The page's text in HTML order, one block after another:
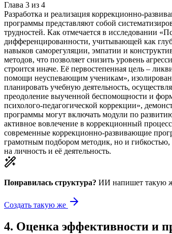
Глава 3 из 4
Разработка и реализация коррекционно-
программы представляют собой
трудностей. Как отмечается в исследовании
дифференцированности, учитывающей как
навыков саморегуляции, эмпатии и
методов, что позволяет снизить уровень
строится иначе. Её первостепенная цель –
помощи неуспевающим ученикам»,
планировать учебную деятельность,
преодоление выученной беспомощности и
психолого-педагогической коррекции»,
программы могут включать модули по
активное вовлечение в коррекционный
современные коррекционно-развивающие
грамотным подбором методик, но и
на личность и её деятельность.
Понравилась структура? ИИ напишет такую
Создать такую же
4. Оценка эффективности и